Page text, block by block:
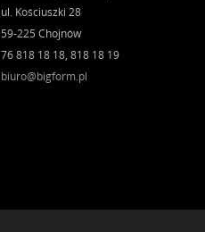
ul. Kościuszki 28
59-225 Chojnów
76 818 18 18, 818 18 19
biuro@bigform.pl